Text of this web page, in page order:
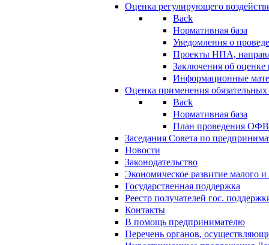
Оценка регулирующего
Back
Нормативная база
Уведомления о
Проекты НПА,
Заключения об
Информационные
Оценка применения
Back
Нормативная база
План проведения
Заседания Совета по
Новости
Законодательство
Экономическое развитие малого и
Государственная поддержка
Реестр получателей гос.
Контакты
В помощь предпринимателю
Перечень органов,